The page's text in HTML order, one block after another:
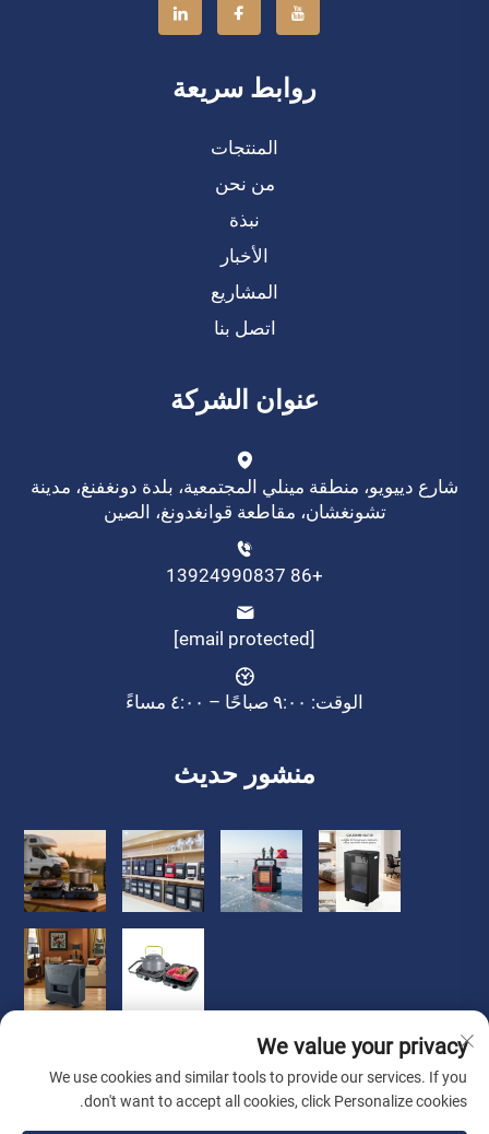
روابط سريعة
المنتجات
من نحن
نبذة
الأخبار
المشاريع
اتصل بنا
عنوان الشركة
شارع دييويو، منطقة مينلي المجتمعية، بلدة دونغفنغ، مدينة
تشونغشان، مقاطعة قوانغدونغ، الصين
+86 13924990837
[email protected]
الوقت: ٩:٠٠ صباحًا – ٤:٠٠ مساءً
منشور حديث
We value your privacy
We use cookies and similar tools to provide our services. If you
don't want to accept all cookies, click Personalize cookies.